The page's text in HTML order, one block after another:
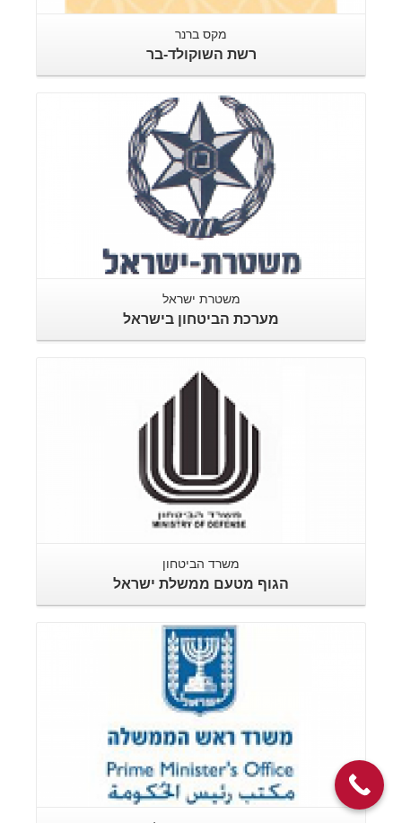
מקס ברנר
רשת השוקולד-בר
משטרת ישראל
מערכת הביטחון בישראל
משרד הביטחון
הגוף מטעם ממשלת ישראל